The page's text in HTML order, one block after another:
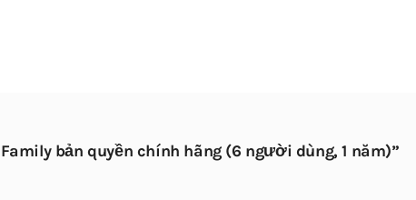
bản quyền chính hãng (6 người dùng, 1 năm)”